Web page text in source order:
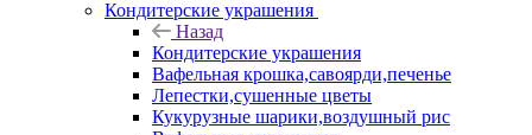
Кондитерские украшения
Назад
Кондитерские украшения
Вафельная крошка,савоярди,печенье
Лепестки,сушенные цветы
Кукурузные шарики,воздушный рис